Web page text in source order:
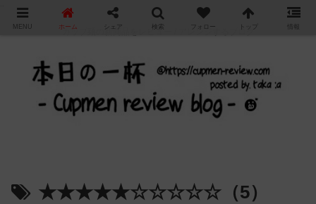
カップ麺の新商品をレビュー / アレンジするブログ
★★★★★☆☆☆☆☆（5）
MENU ホーム シェア 検索 フォロー トップ 情報